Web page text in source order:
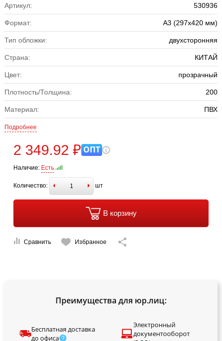
Артикул: 530936
Формат: А3 (297х420 мм)
Тип обложки: двухсторонняя
Страна: КИТАЙ
Цвет: прозрачный
Плотность/Толщина: 200
Материал: ПВХ
Подробнее
2 349.92 ₽ ОПТ
Наличие: Есть
Количество: шт
В корзину
Сравнить Избранное
Преимущества для юр.лиц:
Бесплатная доставка
до офиса
Электронный
документооборот